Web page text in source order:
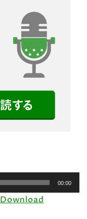
00:00
Download